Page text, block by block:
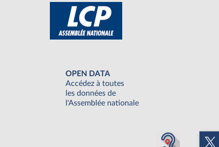
OPEN DATA
Accédez à toutes
les données de
l'Assemblée nationale